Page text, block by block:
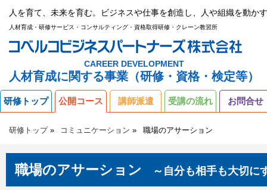
人を育て、未来を育む。ビジネスや仕事を創造し、人や組織を動か
人材育成・研修サービス・コンサルティング・資格取得研修・クレーン教習所
CAREER DEVELOPMENT
人材育成に関する事業（研修・資格・検定等）
研修トップ 公開コース 講師派遣 受講の流れ お問合せ
研修トップ コミュニケーション 職場のアサーション
職場のアサーション ～自分も相手も大切に